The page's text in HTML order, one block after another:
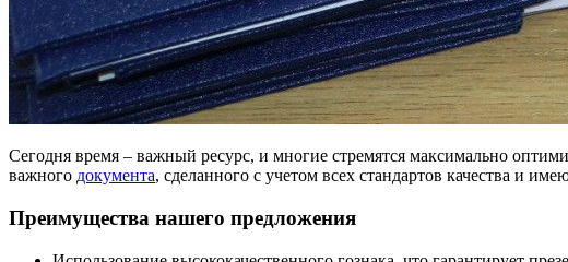
Сегодня время – важный ресурс, и многие стремятся максимально
важного документа, сделанного с учетом всех стандартов качества и
Преимущества нашего предложения